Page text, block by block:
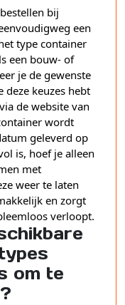
bij
een
type container
een bouw- of
je de gewenste
keuzes hebt
de website van
wordt
geleverd op
is, hoef je alleen
met
weer te laten
en zorgt
verloopt.
om te